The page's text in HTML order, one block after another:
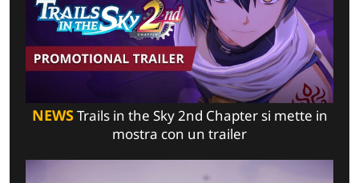
NEWSTrails in the Sky 2nd Chapter si mette in
mostra con un trailer